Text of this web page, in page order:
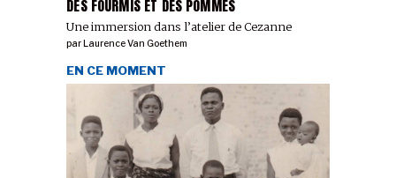
DES FOURMIS ET DES POMMES
Une immersion dans l’atelier de Cezanne
parLaurence Van Goethem
EN CE MOMENT